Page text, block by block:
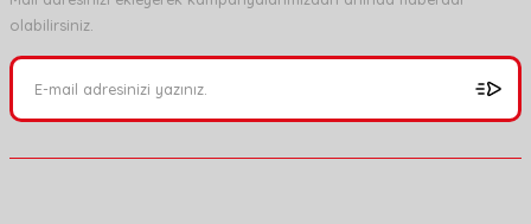
Ürün resmi kalitesiz, bozuk veya görüntülenemiyor.
Ürün bilgilerinde hatalar bulunuyor.
olabilirsiniz.